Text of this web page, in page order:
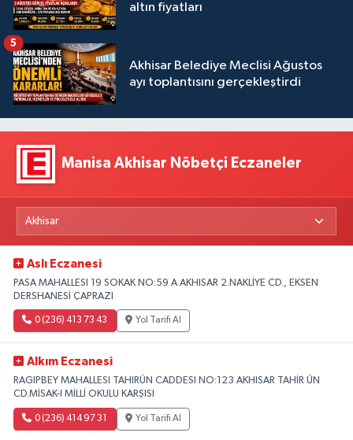
altın fiyatları
Akhisar Belediye Meclisi Ağustos
ayı toplantısını gerçekleştirdi
5
Manisa Akhisar Nöbetçi Eczaneler
Aslı Eczanesi
PASA MAHALLESI 19 SOKAK NO:59 A AKHISAR 2.NAKLİYE CD., EKSEN
DERSHANESİ ÇAPRAZI
0 (236) 413 73 43 Yol Tarifi Al
Alkım Eczanesi
RAGIPBEY MAHALLESI TAHIRÜN CADDESI NO:123 AKHISAR TAHİR ÜN
CD.MİSAK-I MİLLİ OKULU KARŞISI
0 (236) 414 97 31 Yol Tarifi Al